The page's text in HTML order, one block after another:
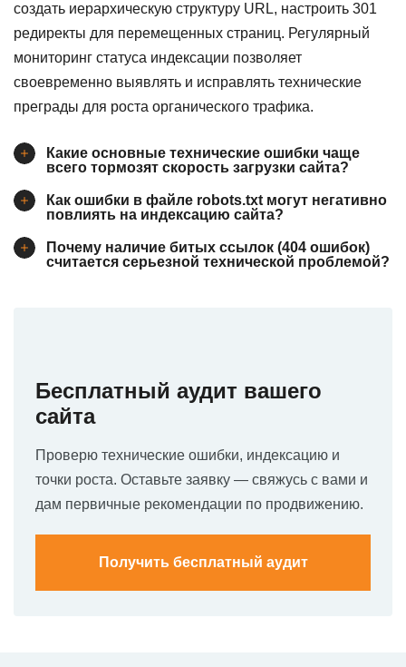
создать иерархическую структуру URL, настроить 301
редиректы для перемещенных страниц. Регулярный
мониторинг статуса индексации позволяет
своевременно выявлять и исправлять технические
преграды для роста органического трафика.
Какие основные технические ошибки чаще
всего тормозят скорость загрузки сайта?
Как ошибки в файле robots.txt могут негативно
повлиять на индексацию сайта?
Почему наличие битых ссылок (404 ошибок)
считается серьезной технической проблемой?
Бесплатный аудит вашего
сайта
Проверю технические ошибки, индексацию и
точки роста. Оставьте заявку — свяжусь с вами и
дам первичные рекомендации по продвижению.
Получить бесплатный аудит